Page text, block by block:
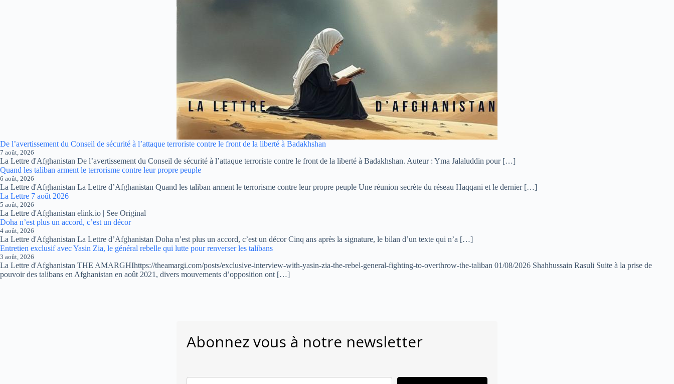
De l’avertissement du Conseil de sécurité à l’attaque terroriste contre le front de la liberté à Badakhshan
7 août, 2026
La Lettre d'Afghanistan De l’avertissement du Conseil de sécurité à l’attaque terroriste contre le front de la liberté à Badakhshan. Auteur : Yma Jalaluddin pour […]
Quand les taliban arment le terrorisme contre leur propre peuple
6 août, 2026
La Lettre d'Afghanistan La Lettre d’Afghanistan Quand les taliban arment le terrorisme contre leur propre peuple Une réunion secrète du réseau Haqqani et le dernier […]
La Lettre 7 août 2026
5 août, 2026
La Lettre d'Afghanistan elink.io | See Original
Doha n’est plus un accord, c’est un décor
4 août, 2026
La Lettre d'Afghanistan La Lettre d’Afghanistan Doha n’est plus un accord, c’est un décor Cinq ans après la signature, le bilan d’un texte qui n’a […]
Entretien exclusif avec Yasin Zia, le général rebelle qui lutte pour renverser les talibans
3 août, 2026
La Lettre d'Afghanistan THE AMARGHIhttps://theamargi.com/posts/exclusive-interview-with-yasin-zia-the-rebel-general-fighting-to-overthrow-the-taliban 01/08/2026 Shahhussain Rasuli Suite à la prise de
pouvoir des talibans en Afghanistan en août 2021, divers mouvements d’opposition ont […]
Abonnez vous à notre newsletter